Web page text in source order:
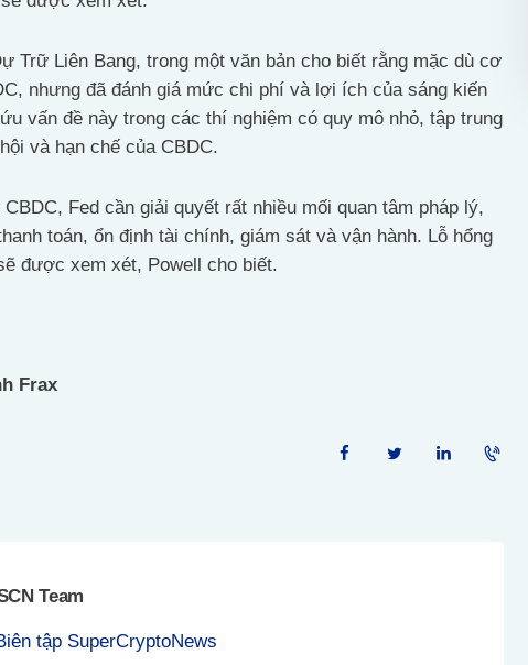
Trữ Liên Bang, trong một văn bản cho biết rằng mặc dù cơ
nhưng đã đánh giá mức chi phí và lợi ích của sáng kiến
vấn đề này trong các thí nghiệm có quy mô nhỏ, tập trung
và hạn chế của CBDC.
Fed cần giải quyết rất nhiều mối quan tâm pháp lý,
toán, ổn định tài chính, giám sát và vận hành. Lỗ hổng
được xem xét, Powell cho biết.
Frax
Team
tập SuperCryptoNews